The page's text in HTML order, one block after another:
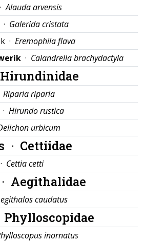
Alauda arvensis
· Galerida cristata
· Eremophila flava
· Calandrella brachydactyla
Hirundinidae
Riparia riparia
Hirundo rustica
urbicum
· Cettiidae
Cettia cetti
Aegithalidae
caudatus
Phylloscopidae
inornatus